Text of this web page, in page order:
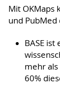
Mit OKMaps
und
BASE
mehr
60%